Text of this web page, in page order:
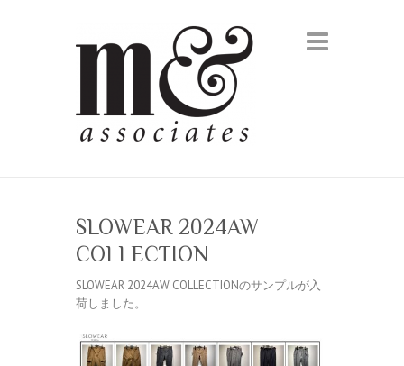
SLOWEAR 2024AW
COLLECTION
SLOWEAR 2024AW COLLECTIONのサンプルが入
荷しました。